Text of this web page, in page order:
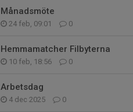
Månadsmöte
24 feb, 09:01 0
Hemmamatcher Filbyterna
10 feb, 18:56 0
Arbetsdag
4 dec 2025 0